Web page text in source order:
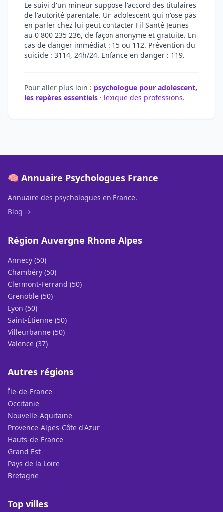
Le suivi d'un mineur suppose l'accord des titulaires
de l'autorité parentale. Un adolescent qui n'ose pas
en parler chez lui peut contacter Fil Santé Jeunes
au 0 800 235 236, de façon anonyme et gratuite. En
cas de danger immédiat : 15 ou 112. Prévention du
suicide : 3114, 24h/24. Enfance en danger : 119.
Pour aller plus loin : psychologue pour adolescent,
les repères essentiels · lexique des professions.
🧠 Annuaire Psychologues France
Annuaire des psychologues en France.
Blog →
Région Auvergne Rhone Alpes
Annecy (50)
Chambéry (50)
Clermont-Ferrand (50)
Grenoble (50)
Lyon (50)
Saint-Étienne (50)
Villeurbanne (50)
Valence (37)
Autres régions
Île-de-France
Occitanie
Nouvelle-Aquitaine
Provence-Alpes-Côte d'Azur
Hauts-de-France
Grand Est
Pays de la Loire
Bretagne
Top villes